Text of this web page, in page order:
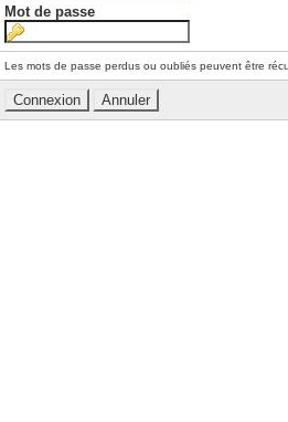
Mot de passe
Les mots de passe perdus ou oubliés peuvent être